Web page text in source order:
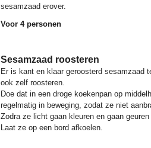
sesamzaad erover.
Voor 4 personen
Sesamzaad roosteren
Er is kant en klaar geroosterd sesamzaad
ook zelf roosteren.
Doe dat in een droge koekenpan op
regelmatig in beweging, zodat ze niet
Zodra ze licht gaan kleuren en gaan
Laat ze op een bord afkoelen.